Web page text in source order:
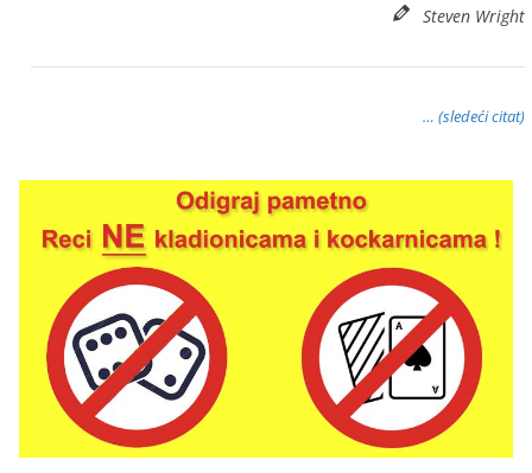
Steven Wright
… (sledeći citat)